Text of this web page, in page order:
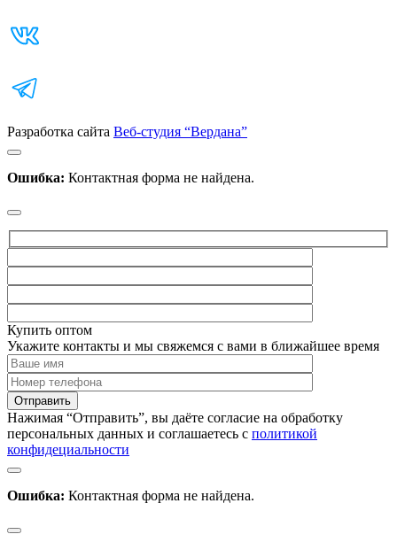
Разработка сайта Веб-студия “Вердана”
Ошибка: Контактная форма не найдена.
Купить оптом
Укажите контакты и мы свяжемся с вами в ближайшее время
Нажимая “Отправить”, вы даёте согласие на обработку
персональных данных и соглашаетесь с политикой
конфидециальности
Ошибка: Контактная форма не найдена.